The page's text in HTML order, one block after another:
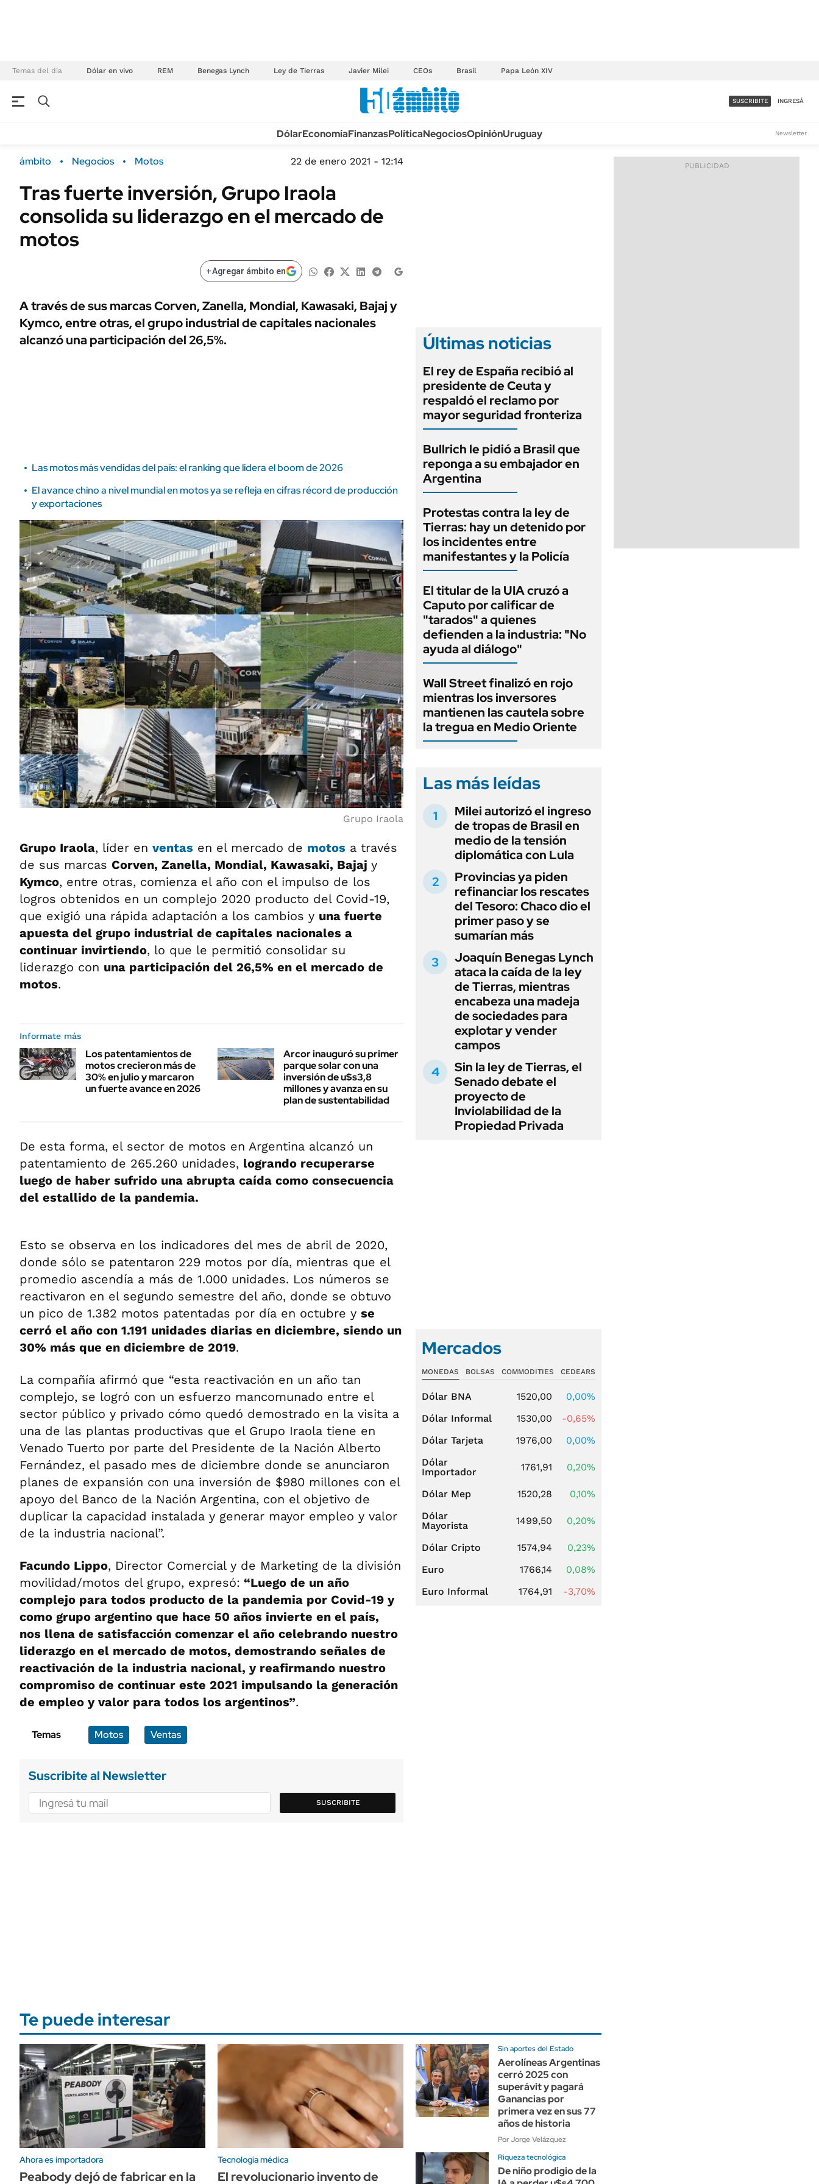
Temas del día Dólar en vivo REM Benegas Lynch Ley de Tierras Javier Milei CEOs Brasil Papa León XIV
Campo
FINANZAS
Dólar
Sustentabilidad
ENERGY REPORT
URUGUAY
TECNOLOGÍA
MÉXICO
MUNDO
INFORMACIÓN GENERAL
AUTOS
ACCESO FULL - $1.800/MES
SUSCRIBITE INGRESÁ
DólarEconomíaFinanzasPolíticaNegociosOpiniónUruguay Newsletter
ámbito Negocios Motos 22 de enero 2021 - 12:14
Tras fuerte inversión, Grupo Iraola
consolida su liderazgo en el mercado de
motos
+Agregar ámbito en
A través de sus marcas Corven, Zanella, Mondial, Kawasaki, Bajaj y
Kymco, entre otras, el grupo industrial de capitales nacionales
alcanzó una participación del 26,5%.
Las motos más vendidas del país: el ranking que lidera el boom de 2026
El avance chino a nivel mundial en motos ya se refleja en cifras récord de producción
y exportaciones
Grupo Iraola
Grupo Iraola, líder en ventas en el mercado de motos a través
de sus marcas Corven, Zanella, Mondial, Kawasaki, Bajaj y
Kymco, entre otras, comienza el año con el impulso de los
logros obtenidos en un complejo 2020 producto del Covid-19,
que exigió una rápida adaptación a los cambios y una fuerte
apuesta del grupo industrial de capitales nacionales a
continuar invirtiendo, lo que le permitió consolidar su
liderazgo con una participación del 26,5% en el mercado de
motos.
Informate más
Los patentamientos de
motos crecieron más de
30% en julio y marcaron
un fuerte avance en 2026
Arcor inauguró su primer
parque solar con una
inversión de u$s3,8
millones y avanza en su
plan de sustentabilidad
De esta forma, el sector de motos en Argentina alcanzó un
patentamiento de 265.260 unidades, logrando recuperarse
luego de haber sufrido una abrupta caída como consecuencia
del estallido de la pandemia.
Esto se observa en los indicadores del mes de abril de 2020,
donde sólo se patentaron 229 motos por día, mientras que el
promedio ascendía a más de 1.000 unidades. Los números se
reactivaron en el segundo semestre del año, donde se obtuvo
un pico de 1.382 motos patentadas por día en octubre y se
cerró el año con 1.191 unidades diarias en diciembre, siendo un
30% más que en diciembre de 2019.
La compañía afirmó que “esta reactivación en un año tan
complejo, se logró con un esfuerzo mancomunado entre el
sector público y privado cómo quedó demostrado en la visita a
una de las plantas productivas que el Grupo Iraola tiene en
Venado Tuerto por parte del Presidente de la Nación Alberto
Fernández, el pasado mes de diciembre donde se anunciaron
planes de expansión con una inversión de $980 millones con el
apoyo del Banco de la Nación Argentina, con el objetivo de
duplicar la capacidad instalada y generar mayor empleo y valor
de la industria nacional”.
Facundo Lippo, Director Comercial y de Marketing de la división
movilidad/motos del grupo, expresó: “Luego de un año
complejo para todos producto de la pandemia por Covid-19 y
como grupo argentino que hace 50 años invierte en el país,
nos llena de satisfacción comenzar el año celebrando nuestro
liderazgo en el mercado de motos, demostrando señales de
reactivación de la industria nacional, y reafirmando nuestro
compromiso de continuar este 2021 impulsando la generación
de empleo y valor para todos los argentinos”.
Temas Motos Ventas
Suscribite al Newsletter
SUSCRIBITE
Últimas noticias
El rey de España recibió al
presidente de Ceuta y
respaldó el reclamo por
mayor seguridad fronteriza
Bullrich le pidió a Brasil que
reponga a su embajador en
Argentina
Protestas contra la ley de
Tierras: hay un detenido por
los incidentes entre
manifestantes y la Policía
El titular de la UIA cruzó a
Caputo por calificar de
"tarados" a quienes
defienden a la industria: "No
ayuda al diálogo"
Wall Street finalizó en rojo
mientras los inversores
mantienen las cautela sobre
la tregua en Medio Oriente
Las más leídas
Milei autorizó el ingreso
de tropas de Brasil en
medio de la tensión
diplomática con Lula
Provincias ya piden
refinanciar los rescates
del Tesoro: Chaco dio el
primer paso y se
sumarían más
Joaquín Benegas Lynch
ataca la caída de la ley
de Tierras, mientras
encabeza una madeja
de sociedades para
explotar y vender
campos
Sin la ley de Tierras, el
Senado debate el
proyecto de
Inviolabilidad de la
Propiedad Privada
Mercados
MONEDAS BOLSAS COMMODITIES CEDEARS
Dólar BNA 1520,00
0,00%
Dólar Informal
1530,00
-0,65%
Dólar Tarjeta
1976,00
0,00%
Dólar
Importador
1761,91 0,20%
Dólar Mep 1520,28
0,10%
Dólar
Mayorista
1499,50 0,20%
Dólar Cripto 1574,94
0,23%
Euro
1766,14
0,08%
Euro Informal
1764,91 -3,70%
Te puede interesar
Ahora es importadora
Peabody dejó de fabricar en la
Tecnología médica
El revolucionario invento de
Sin aportes del Estado
Aerolíneas Argentinas
cerró 2025 con
superávit y pagará
Ganancias por
primera vez en sus 77
años de historia
Por Jorge Velázquez
Riqueza tecnológica
De niño prodigio de la